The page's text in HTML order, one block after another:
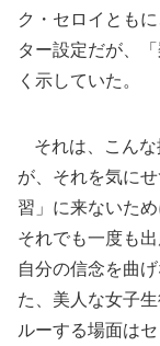
ク・セロイとも
ター設定だが、
く示していた。
それは、こんな
が、それを気に
習」に来ないた
それでも一度も
自分の信念を曲
た、美人な女子
ルーする場面は